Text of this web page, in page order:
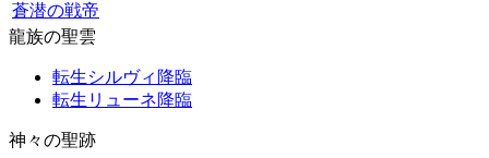
蒼潜の戦帝
龍族の聖雲
転生シルヴィ降臨
転生リューネ降臨
神々の聖跡